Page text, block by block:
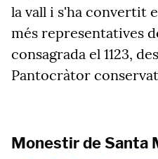
la vall i s'ha convertit
més representatives
consagrada el 1123,
Pantocràtor
Monestir de Santa